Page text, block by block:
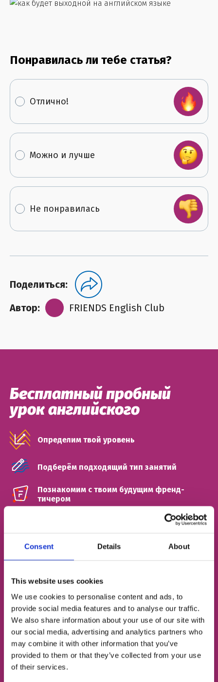
Consent Details About
This website uses cookies
We use cookies to personalise content and ads, to
provide social media features and to analyse our traffic.
We also share information about your use of our site with
our social media, advertising and analytics partners who
may combine it with other information that you’ve
provided to them or that they’ve collected from your use
of their services.
Понравилась ли тебе статья?
Отлично!
Можно и лучше
Не понравилась
Поделиться:
Автор:
FRIENDS English Club
Бесплатный пробный
урок английского
Определим твой уровень
Подберём подходящий тип занятий
Познакомим с твоим будущим френд-
тичером
ЭЛЕКТРОННАЯ ПОЧТА
Согласен с политикой конфиденциальности